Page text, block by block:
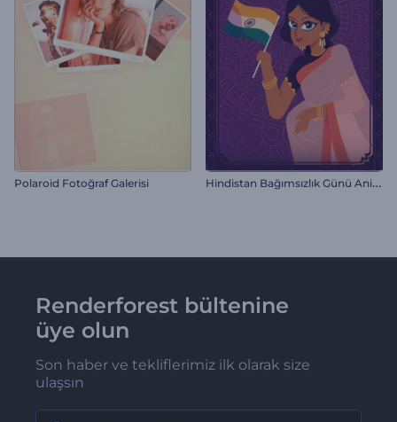
Polaroid Fotoğraf Galerisi H
indistan Bağımsızlık Günü Animasyonları
Renderforest bültenine
üye olun
Son haber ve tekliflerimiz ilk olarak size
ulaşsın